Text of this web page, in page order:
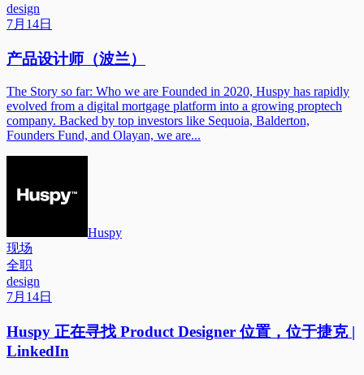
design
7月14日
产品设计师（波兰）
The Story so far: Who we are Founded in 2020, Huspy has rapidly
evolved from a digital mortgage platform into a growing proptech
company. Backed by top investors like Sequoia, Balderton,
Founders Fund, and Olayan, we are...
Huspy
现场
全职
design
7月14日
Huspy 正在寻找 Product Designer 位置，位于捷克 |
LinkedIn